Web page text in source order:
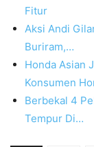
Fitur
Aksi Andi
Buriram,…
Honda Asian
Konsumen
Berbekal 4
Tempur Di…